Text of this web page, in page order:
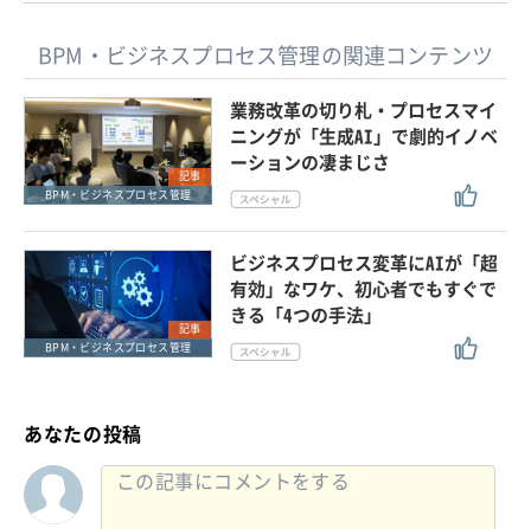
BPM・ビジネスプロセス管理の関連コンテンツ
記事
BPM・ビジネスプロセス管理
業務改革の切り札・プロセスマイ
ニングが「生成AI」で劇的イノベ
ーションの凄まじさ
記事
BPM・ビジネスプロセス管理
ビジネスプロセス変革にAIが「超
有効」なワケ、初心者でもすぐで
きる「4つの手法」
あなたの投稿